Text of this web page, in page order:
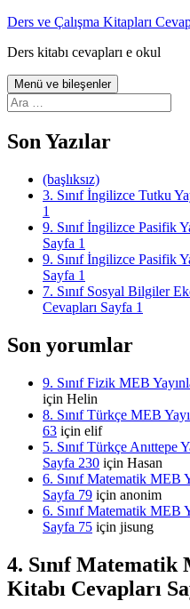
İçeriğe
Ders ve Çalışma Kitapları
Ders kitabı cevapları e okul
Menü ve bileşenler
Arama:
Son Yazılar
(başlıksız)
3. Sınıf İngilizce Tutku
1
9. Sınıf İngilizce Pasifik
Sayfa 1
9. Sınıf İngilizce Pasifik
Sayfa 1
7. Sınıf Sosyal Bilgiler
Cevapları Sayfa 1
Son yorumlar
9. Sınıf Fizik MEB
için Helin
8. Sınıf Türkçe MEB
63 için elif
5. Sınıf Türkçe Anıttepe
Sayfa 230 için Hasan
6. Sınıf Matematik MEB
Sayfa 79 için anonim
6. Sınıf Matematik MEB
Sayfa 75 için jisung
4. Sınıf Matematik
Kitabı Cevapları